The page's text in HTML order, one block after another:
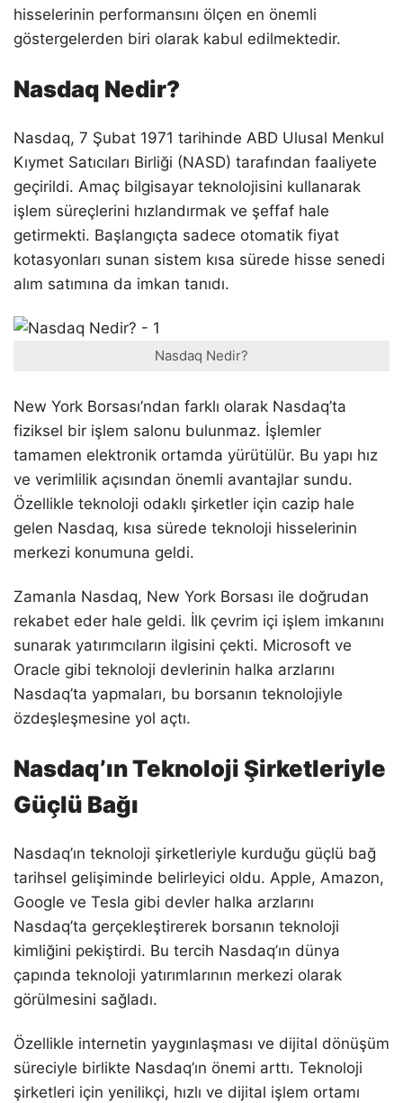
hisselerinin performansını ölçen en önemli
göstergelerden biri olarak kabul edilmektedir.
Nasdaq Nedir?
Nasdaq, 7 Şubat 1971 tarihinde ABD Ulusal Menkul
Kıymet Satıcıları Birliği (NASD) tarafından faaliyete
geçirildi. Amaç bilgisayar teknolojisini kullanarak
işlem süreçlerini hızlandırmak ve şeffaf hale
getirmekti. Başlangıçta sadece otomatik fiyat
kotasyonları sunan sistem kısa sürede hisse senedi
alım satımına da imkan tanıdı.
Nasdaq Nedir?
New York Borsası’ndan farklı olarak Nasdaq’ta
fiziksel bir işlem salonu bulunmaz. İşlemler
tamamen elektronik ortamda yürütülür. Bu yapı hız
ve verimlilik açısından önemli avantajlar sundu.
Özellikle teknoloji odaklı şirketler için cazip hale
gelen Nasdaq, kısa sürede teknoloji hisselerinin
merkezi konumuna geldi.
Zamanla Nasdaq, New York Borsası ile doğrudan
rekabet eder hale geldi. İlk çevrim içi işlem imkanını
sunarak yatırımcıların ilgisini çekti. Microsoft ve
Oracle gibi teknoloji devlerinin halka arzlarını
Nasdaq’ta yapmaları, bu borsanın teknolojiyle
özdeşleşmesine yol açtı.
Nasdaq’ın Teknoloji Şirketleriyle
Güçlü Bağı
Nasdaq’ın teknoloji şirketleriyle kurduğu güçlü bağ
tarihsel gelişiminde belirleyici oldu. Apple, Amazon,
Google ve Tesla gibi devler halka arzlarını
Nasdaq’ta gerçekleştirerek borsanın teknoloji
kimliğini pekiştirdi. Bu tercih Nasdaq’ın dünya
çapında teknoloji yatırımlarının merkezi olarak
görülmesini sağladı.
Özellikle internetin yaygınlaşması ve dijital dönüşüm
süreciyle birlikte Nasdaq’ın önemi arttı. Teknoloji
şirketleri için yenilikçi, hızlı ve dijital işlem ortamı